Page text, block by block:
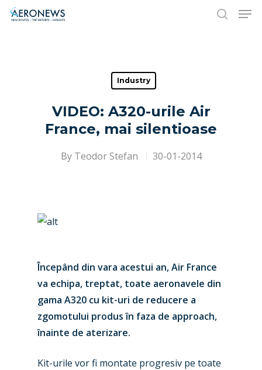
Hit enter to search or ESC to close
Industry
VIDEO: A320-urile Air
France, mai silentioase
By Teodor Stefan 30-01-2014
Începând din vara acestui an, Air France
va echipa, treptat, toate aeronavele din
gama A320 cu kit-uri de reducere a
zgomotului produs în faza de approach,
înainte de aterizare.
Kit-urile vor fi montate progresiv pe toate